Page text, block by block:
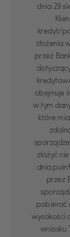
dnia 29
kredyt/
złożenia
przez
obejmuje
w tym
które
złożyć
dnia
przez
pobierać
wysokości
wniosku